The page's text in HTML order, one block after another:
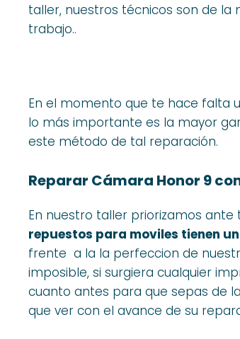
taller, nuestros técnicos son de la
trabajo..
En el momento que te hace falta
lo más importante es la mayor
este método de tal reparación.
Reparar Cámara Honor 9
En nuestro taller priorizamos ante
repuestos para moviles tienen
frente a la la perfeccion de
imposible, si surgiera cualquier
cuanto antes para que sepas de
que ver con el avance de su